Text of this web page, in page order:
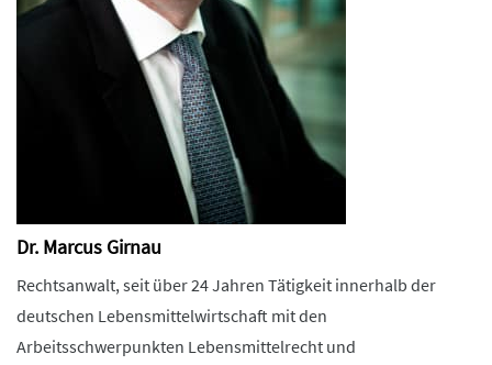
Dr. Marcus Girnau
Rechtsanwalt, seit über 24 Jahren Tätigkeit innerhalb der
deutschen Lebensmittelwirtschaft mit den
Arbeitsschwerpunkten Lebensmittelrecht und